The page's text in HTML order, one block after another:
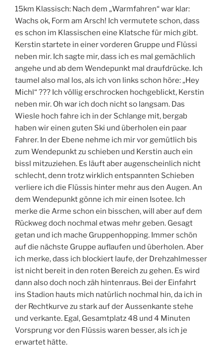
15km Klassisch: Nach dem „Warmfahren“ war klar:
Wachs ok, Form am Arsch! Ich vermutete schon, dass
es schon im Klassischen eine Klatsche für mich gibt.
Kerstin startete in einer vorderen Gruppe und Flüssi
neben mir. Ich sagte mir, dass ich es mal gemächlich
angehe und ab dem Wendepunkt mal draufdrücke. Ich
taumel also mal los, als ich von links schon höre: „Hey
Michl“ ??? Ich völlig erschrocken hochgeblickt, Kerstin
neben mir. Oh war ich doch nicht so langsam. Das
Wiesle hoch fahre ich in der Schlange mit, bergab
haben wir einen guten Ski und überholen ein paar
Fahrer. In der Ebene nehme ich mir vor gemütlich bis
zum Wendepunkt zu schieben und Kerstin auch ein
bissl mitzuziehen. Es läuft aber augenscheinlich nicht
schlecht, denn trotz wirklich entspannten Schieben
verliere ich die Flüssis hinter mehr aus den Augen. An
dem Wendepunkt gönne ich mir einen Isotee. Ich
merke die Arme schon ein bisschen, will aber auf dem
Rückweg doch nochmal etwas mehr geben. Gesagt
getan und ich mache Gruppenhopping. Immer schön
auf die nächste Gruppe auflaufen und überholen. Aber
ich merke, dass ich blockiert laufe, der Drehzahlmesser
ist nicht bereit in den roten Bereich zu gehen. Es wird
dann also doch noch zäh hintenraus. Bei der Einfahrt
ins Stadion hauts mich natürlich nochmal hin, da ich in
der Rechtkurve zu stark auf der Aussenkante stehe
und verkante. Egal, Gesamtplatz 48 und 4 Minuten
Vorsprung vor den Flüssis waren besser, als ich je
erwartet hätte.